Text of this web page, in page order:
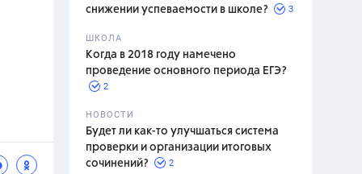
снижении успеваемости в школе?
3
ШКОЛА
Когда в 2018 году намечено
проведение основного периода ЕГЭ?
2
НОВОСТИ
Будет ли как-то улучшаться система
проверки и организации итоговых
сочинений?
2